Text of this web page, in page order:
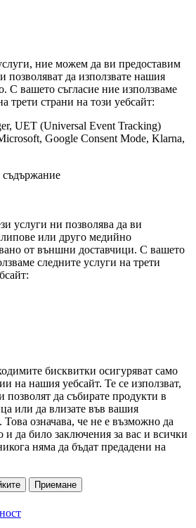
ние можем да ви предоставим
позволяват да използвате нашия
С вашето съгласие ние използваме
трети страни на този уебсайт:
UET (Universal Event Tracking)
Google Consent Mode, Klarna,
услуги ни позволява да ви
или друго медийно
от външни доставчици. С вашето
следните услуги на трети
бисквитки осигуряват само
на нашия уебсайт. Те се използват,
позволят да събирате продукти в
или да влизате във вашия
Това означава, че не е възможно да
и да било заключения за вас и всички
няма да бъдат предадени на
Приемане